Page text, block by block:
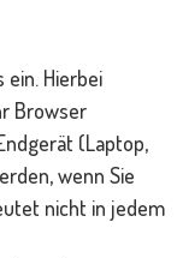
Hierbei
Browser
(Laptop,
wenn Sie
nicht in jedem